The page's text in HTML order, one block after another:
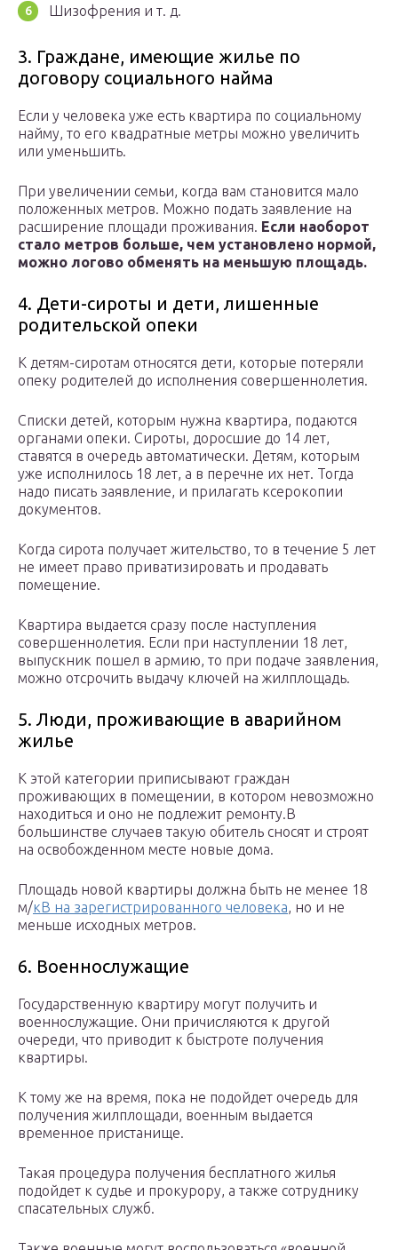
Шизофрения и т. д.
3. Граждане, имеющие жилье по
договору социального найма
Если у человека уже есть квартира по социальному
найму, то его квадратные метры можно увеличить
или уменьшить.
При увеличении семьи, когда вам становится мало
положенных метров. Можно подать заявление на
расширение площади проживания. Если наоборот
стало метров больше, чем установлено нормой,
можно логово обменять на меньшую площадь.
4. Дети-сироты и дети, лишенные
родительской опеки
К детям-сиротам относятся дети, которые потеряли
опеку родителей до исполнения совершеннолетия.
Списки детей, которым нужна квартира, подаются
органами опеки. Сироты, доросшие до 14 лет,
ставятся в очередь автоматически. Детям, которым
уже исполнилось 18 лет, а в перечне их нет. Тогда
надо писать заявление, и прилагать ксерокопии
документов.
Когда сирота получает жительство, то в течение 5 лет
не имеет право приватизировать и продавать
помещение.
Квартира выдается сразу после наступления
совершеннолетия. Если при наступлении 18 лет,
выпускник пошел в армию, то при подаче заявления,
можно отсрочить выдачу ключей на жилплощадь.
5. Люди, проживающие в аварийном
жилье
К этой категории приписывают граждан
проживающих в помещении, в котором невозможно
находиться и оно не подлежит ремонту.В
большинстве случаев такую обитель сносят и строят
на освобожденном месте новые дома.
Площадь новой квартиры должна быть не менее 18
м/кВ на зарегистрированного человека, но и не
меньше исходных метров.
6. Военнослужащие
Государственную квартиру могут получить и
военнослужащие. Они причисляются к другой
очереди, что приводит к быстроте получения
квартиры.
К тому же на время, пока не подойдет очередь для
получения жилплощади, военным выдается
временное пристанище.
Такая процедура получения бесплатного жилья
подойдет к судье и прокурору, а также сотруднику
спасательных служб.